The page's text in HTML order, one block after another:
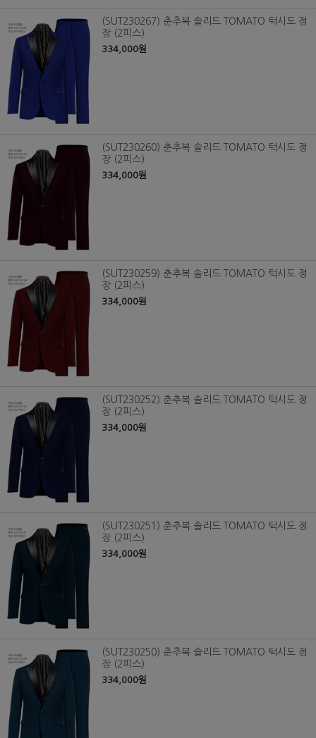
(SUT230267) 춘추복 솔리드 TOMATO 턱시도 정
장 (2피스)
334,000원
(SUT230260) 춘추복 솔리드 TOMATO 턱시도 정
장 (2피스)
334,000원
(SUT230259) 춘추복 솔리드 TOMATO 턱시도 정
장 (2피스)
334,000원
(SUT230252) 춘추복 솔리드 TOMATO 턱시도 정
장 (2피스)
334,000원
(SUT230251) 춘추복 솔리드 TOMATO 턱시도 정
장 (2피스)
334,000원
(SUT230250) 춘추복 솔리드 TOMATO 턱시도 정
장 (2피스)
334,000원